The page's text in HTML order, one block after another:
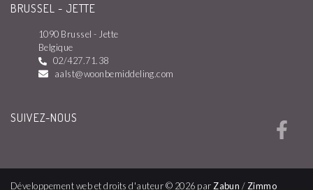
BRUSSEL - JETTE
1090 Brussel - Jette
Belgique
02/427.71.38
aalst@woonbemiddeling.com
SUIVEZ-NOUS
Développement web et droits d'auteur © 2026 parZabun /Zimmo